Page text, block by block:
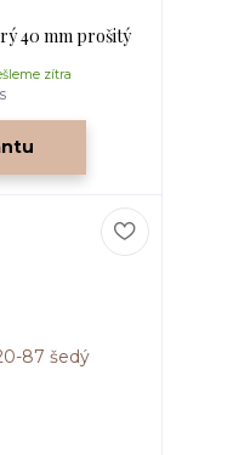
40 mm prošitý
zítra